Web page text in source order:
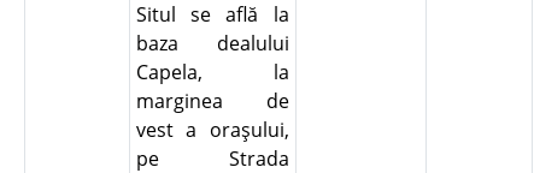
Situl se află la
baza dealului
Capela, la
marginea de
vest a oraşului,
pe Strada